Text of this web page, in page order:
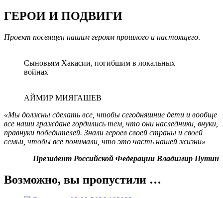
ГЕРОИ И ПОДВИГИ
Проект посвящен нашим героям прошлого и настоящего.
Сыновьям Хакасии, погибшим в локальных
войнах
АЙМИР МИЯГАШЕВ
«Мы должны сделать все, чтобы сегодняшние дети и вообще
все наши граждане гордились тем, что они наследники, внуки,
правнуки победителей. Знали героев своей страны и своей
семьи, чтобы все понимали, что это часть нашей жизни»
Президент Российской Федерации Владимир Путин
Возможно, вы пропустили …